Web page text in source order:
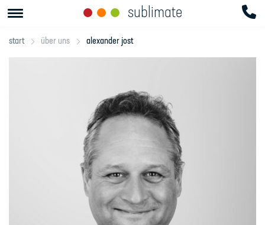
start über uns alexander jost
sublimate